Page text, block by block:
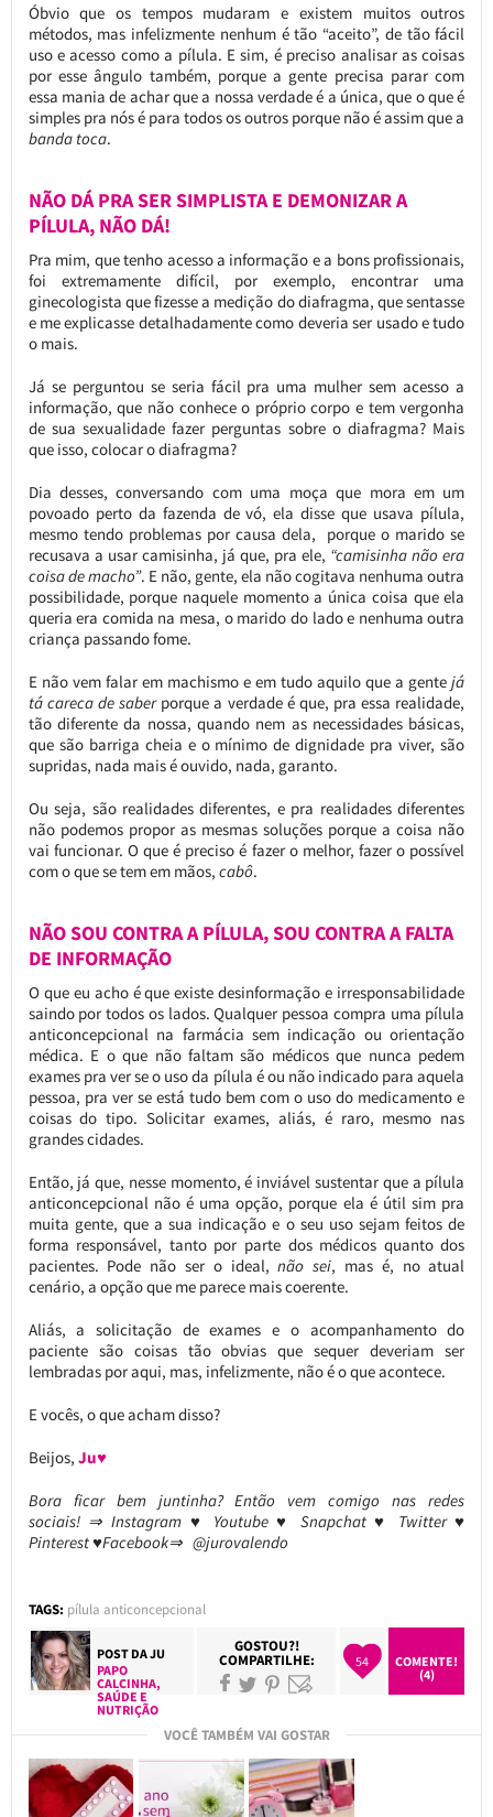
Óbvio que os tempos mudaram e existem muitos outros
métodos, mas infelizmente nenhum é tão “aceito”, de tão fácil
uso e acesso como a pílula. E sim, é preciso analisar as coisas
por esse ângulo também, porque a gente precisa parar com
essa mania de achar que a nossa verdade é a única, que o que é
simples pra nós é para todos os outros porque não é assim que a
banda toca.
NÃO DÁ PRA SER SIMPLISTA E DEMONIZAR A
PÍLULA, NÃO DÁ!
Pra mim, que tenho acesso a informação e a bons profissionais,
foi extremamente difícil, por exemplo, encontrar uma
ginecologista que fizesse a medição do diafragma, que sentasse
e me explicasse detalhadamente como deveria ser usado e tudo
o mais.
Já se perguntou se seria fácil pra uma mulher sem acesso a
informação, que não conhece o próprio corpo e tem vergonha
de sua sexualidade fazer perguntas sobre o diafragma? Mais
que isso, colocar o diafragma?
Dia desses, conversando com uma moça que mora em um
povoado perto da fazenda de vó, ela disse que usava pílula,
mesmo tendo problemas por causa dela, porque o marido se
recusava a usar camisinha, já que, pra ele, “camisinha não era
coisa de macho”. E não, gente, ela não cogitava nenhuma outra
possibilidade, porque naquele momento a única coisa que ela
queria era comida na mesa, o marido do lado e nenhuma outra
criança passando fome.
E não vem falar em machismo e em tudo aquilo que a gentejá
tá careca de saberporque a verdade é que, pra essa realidade,
tão diferente da nossa, quando nem as necessidades básicas,
que são barriga cheia e o mínimo de dignidade pra viver, são
supridas, nada mais é ouvido, nada, garanto.
Ou seja, são realidades diferentes, e pra realidades diferentes
não podemos propor as mesmas soluções porque a coisa não
vai funcionar. O que é preciso é fazer o melhor, fazer o possível
com o que se tem em mãos, cabô.
NÃO SOU CONTRA A PÍLULA, SOU CONTRA A FALTA
DE INFORMAÇÃO
O que eu acho é que existe desinformação e irresponsabilidade
saindo por todos os lados. Qualquer pessoa compra uma pílula
anticoncepcional na farmácia sem indicação ou orientação
médica. E o que não faltam são médicos que nunca pedem
exames pra ver se o uso da pílula é ou não indicado para aquela
pessoa, pra ver se está tudo bem com o uso do medicamento e
coisas do tipo. Solicitar exames, aliás, é raro, mesmo nas
grandes cidades.
Então, já que, nesse momento, é inviável sustentar que a pílula
anticoncepcional não é uma opção, porque ela é útil sim pra
muita gente, que a sua indicação e o seu uso sejam feitos de
forma responsável, tanto por parte dos médicos quanto dos
pacientes. Pode não ser o ideal,não sei, mas é, no atual
cenário, a opção que me parece mais coerente.
Aliás, a solicitação de exames e o acompanhamento do
paciente são coisas tão obvias que sequer deveriam ser
lembradas por aqui, mas, infelizmente, não é o que acontece.
E vocês, o que acham disso?
Beijos, Ju♥
Bora ficar bem juntinha? Então vem comigo nas redes
sociais! ⇒ Instagram ♥ Youtube ♥ Snapchat ♥ Twitter ♥
Pinterest ♥Facebook⇒ @jurovalendo
TAGS: pílula anticoncepcional
POST DAJU
PAPO
CALCINHA,
SAÚDE E
NUTRIÇÃO
GOSTOU?!
COMPARTILHE: 54
COMENTE!
(4)
VOCÊ TAMBÉM VAI GOSTAR